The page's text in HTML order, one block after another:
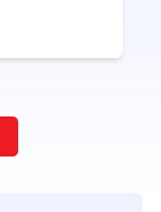
ไวรัสต่างๆ โรค